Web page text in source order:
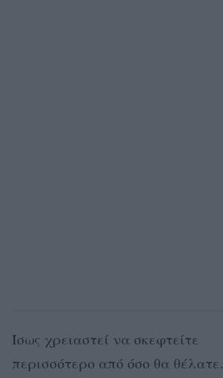
Ίσως χρειαστεί να σκεφτείτε
περισσότερο από όσο θα θέλατε.